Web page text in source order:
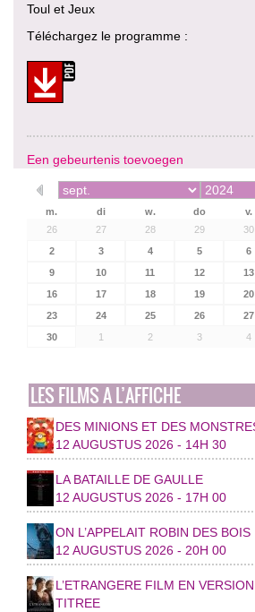
Toul et Jeux
Téléchargez le programme :
Een gebeurtenis toevoegen
m. di w. do v.
26
27 28 29 30
2
3 4 5 6
9
10 11 12 13
16
17 18 19 20
23
24 25 26 27
30
1 2 3 4
LES FILMS A L’AFFICHE
DES MINIONS ET DES
12 AUGUSTUS 2026 - 14H 30
LA BATAILLE DE GAULLE
12 AUGUSTUS 2026 - 17H 00
ON L’APPELAIT ROBIN DES BOIS
12 AUGUSTUS 2026 - 20H 00
L’ETRANGERE FILM EN
TITREE